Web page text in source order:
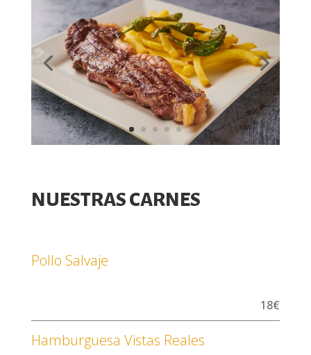
NUESTRAS CARNES
Pollo Salvaje
18€
Hamburguesa Vistas Reales